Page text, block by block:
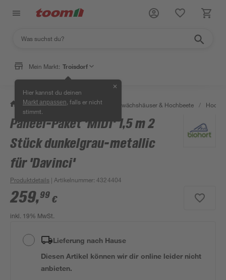
Mein Markt: Troisdorf
Hier kannst du deinen
Markt anpassen , falls er nicht
stimmt.
✕
/ Garten & Freizeit / Anzucht, Gewächshäuser & Hochbeete /
Paneel-Paket 'MIDI' 1,5 m 2
Stück dunkelgrau-metallic
für 'Davinci'
Produktdetails | Artikelnummer:4324404
259,99 €
inkl. 19% MwSt.
Lieferung nach Hause
Diesen Artikel können wir dir online leider nicht
anbieten.